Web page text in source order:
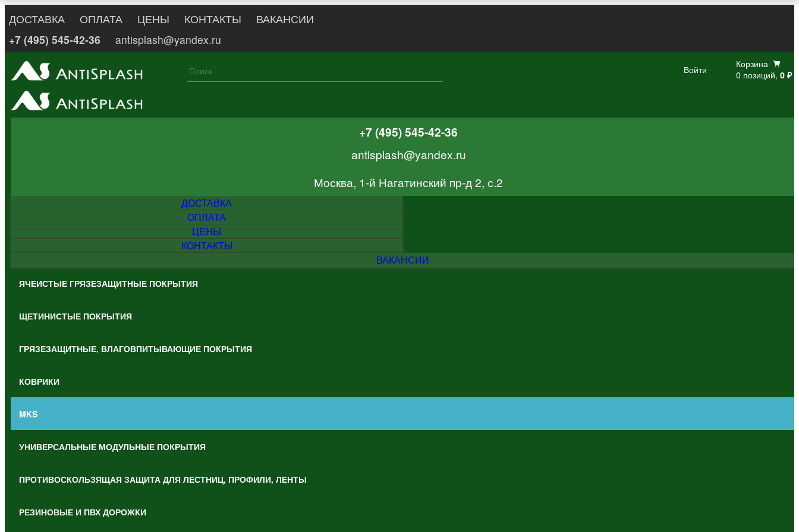
ДОСТАВКА ОПЛАТА ЦЕНЫ КОНТАКТЫ
ВАКАНСИИ
+7 (495) 545-42-36
antisplash@yandex.ru
Войти
Корзина
0 позиций, 0 ₽
+7 (495) 545-42-36
antisplash@yandex.ru
Москва, 1-й Нагатинский пр-д 2, с.2
ДОСТАВКА
ОПЛАТА
ЦЕНЫ
КОНТАКТЫ
ВАКАНСИИ
ЯЧЕИСТЫЕ ГРЯЗЕЗАЩИТНЫЕ ПОКРЫТИЯ
ЩЕТИНИСТЫЕ ПОКРЫТИЯ
ГРЯЗЕЗАЩИТНЫЕ, ВЛАГОВПИТЫВАЮЩИЕ ПОКРЫТИЯ
КОВРИКИ
MKS
УНИВЕРСАЛЬНЫЕ МОДУЛЬНЫЕ ПОКРЫТИЯ
ПРОТИВОСКОЛЬЗЯЩАЯ ЗАЩИТА ДЛЯ ЛЕСТНИЦ, ПРОФИЛИ, ЛЕНТЫ
РЕЗИНОВЫЕ И ПВХ ДОРОЖКИ